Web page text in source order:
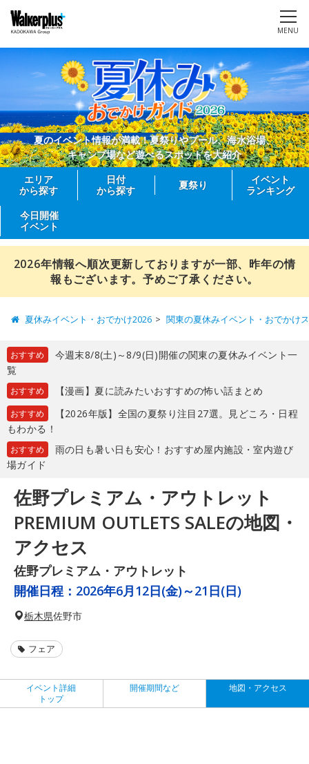
MENU
夏のイベント情報が満載！夏祭りやプール、海水浴場、
キャンプ場など遊べるスポットを大紹介
エリア
から探す
日付
から探す
夏祭り
イベント
ランキング
今日開催
イベント
2026年情報へ順次更新しておりますが一部、昨年の情
報もございます。予めご了承ください。
夏休みイベント・おでかけ2026 関東の夏休みイベント・おでかけ
おすすめ
今週末8/8(土)～8/9(日)開催の関東の夏休みイベント一
覧
おすすめ 【漫画】夏に読みたいおすすめの怖い話まとめ
おすすめ
【2026年版】全国の夏祭り注目27選。見どころ・日程
もわかる！
おすすめ
雨の日も暑い日も安心！おすすめ屋内施設・室内遊び
場ガイド
佐野プレミアム・アウトレット
PREMIUM OUTLETS SALEの地図・
アクセス
佐野プレミアム・アウトレット
開催日程： 2026年6月12日(金)～21日(日)
栃木県佐野市
フェア
イベント詳細
トップ
開催期間など 地図・アクセス